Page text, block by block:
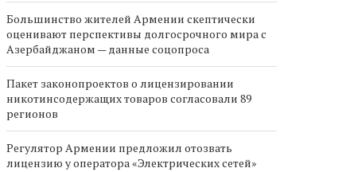
Большинство жителей Армении скептически
оценивают перспективы долгосрочного мира с
Азербайджаном — данные соцопроса
Пакет законопроектов о лицензировании
никотинсодержащих товаров согласовали 89
регионов
Регулятор Армении предложил отозвать
лицензию у оператора «Электрических сетей»